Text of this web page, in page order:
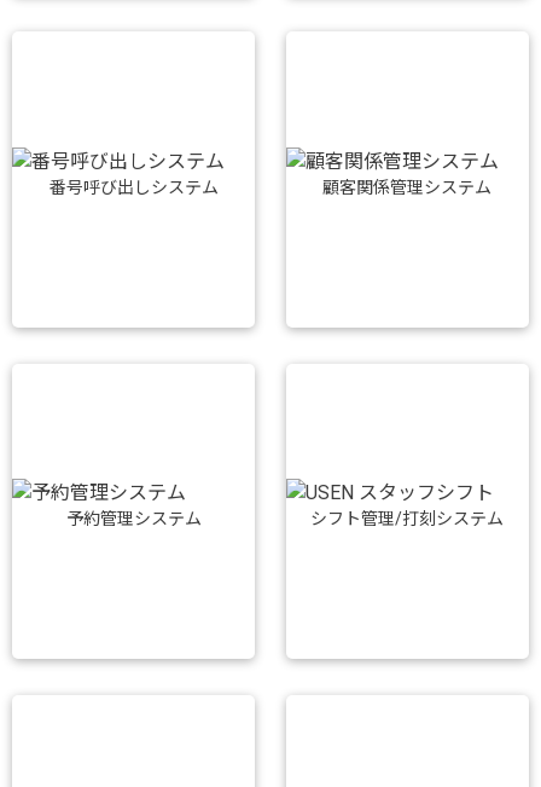
番号呼び出しシステム 顧客関係管理システム
予約管理システム シフト管理/打刻システム